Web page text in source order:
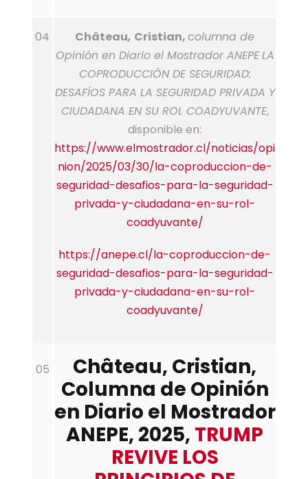
04 Château, Cristian,columna de
Opinión en Diario el Mostrador ANEPELA
COPRODUCCIÓN DE SEGURIDAD:
DESAFÍOS PARA LA SEGURIDAD PRIVADA Y
CIUDADANA EN SU ROL COADYUVANTE,
disponible en:
https://www.elmostrador.cl/noticias/opi
nion/2025/03/30/la-coproduccion-de-
seguridad-desafios-para-la-seguridad-
privada-y-ciudadana-en-su-rol-
coadyuvante/
https://anepe.cl/la-coproduccion-de-
seguridad-desafios-para-la-seguridad-
privada-y-ciudadana-en-su-rol-
coadyuvante/
05 Château, Cristian,
Columna de Opinión
en Diario el Mostrador
ANEPE, 2025, TRUMP
REVIVE LOS